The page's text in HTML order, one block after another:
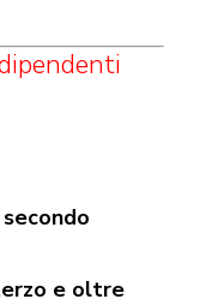
e oltre